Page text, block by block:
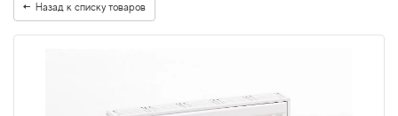
Назад к списку товаров